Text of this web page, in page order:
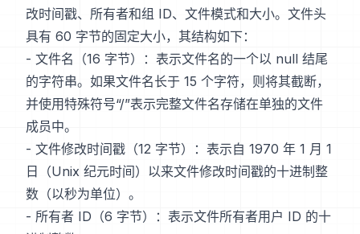
改时间戳、所有者和组 ID、文件模式和大小。文件头
具有 60 字节的固定大小，其结构如下：
- 文件名（16 字节）：表示文件名的一个以 null 结尾
的字符串。如果文件名长于 15 个字符，则将其截断，
并使用特殊符号“/”表示完整文件名存储在单独的文件
成员中。
- 文件修改时间戳（12 字节）：表示自 1970 年 1 月 1
日（Unix 纪元时间）以来文件修改时间戳的十进制整
数（以秒为单位）。
- 所有者 ID（6 字节）：表示文件所有者用户 ID 的十